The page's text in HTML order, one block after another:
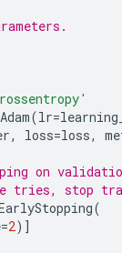
Adam(lr=
, loss=loss,
on
tries, stop
(
=2) ]